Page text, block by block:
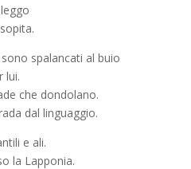
spalancati al buio
lui.
che dondolano.
dal linguaggio.
e ali.
la Lapponia.